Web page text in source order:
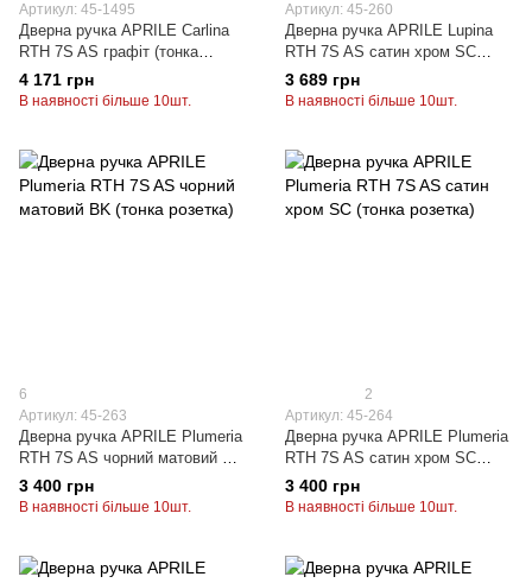
Артикул: 45-1495
Дверна ручка APRILE Carlina
RTH 7S AS графіт (тонка
розетка) GYM
4 171 грн
В наявності більше 10шт.
Артикул: 45-260
Дверна ручка APRILE Lupina
RTH 7S AS сатин хром SC
(тонка розетка)
3 689 грн
В наявності більше 10шт.
6
Артикул: 45-263
Дверна ручка APRILE Plumeria
RTH 7S AS чорний матовий BK
(тонка розетка)
3 400 грн
В наявності більше 10шт.
2
Артикул: 45-264
Дверна ручка APRILE Plumeria
RTH 7S AS сатин хром SC
(тонка розетка)
3 400 грн
В наявності більше 10шт.